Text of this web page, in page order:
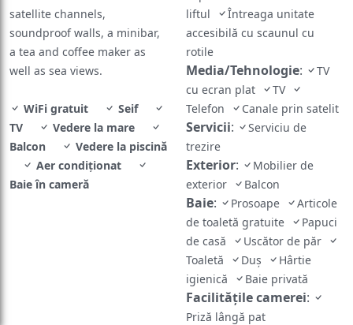
satellite channels,
soundproof walls, a minibar,
a tea and coffee maker as
well as sea views.
WiFi gratuit
Seif
TV
Vedere la mare
Balcon
Vedere la piscină
Aer condiționat
Baie în cameră
liftul
Întreaga unitate
accesibilă cu scaunul cu
rotile
Media/Tehnologie:
TV
cu ecran plat
TV
Telefon
Canale prin satelit
Servicii:
Serviciu de
trezire
Exterior:
Mobilier de
exterior
Balcon
Baie: Prosoape
Articole
de toaletă gratuite
Papuci
de casă
Uscător de păr
Toaletă
Duș
Hârtie
igienică
Baie privată
Facilităţile camerei:
Priză lângă pat